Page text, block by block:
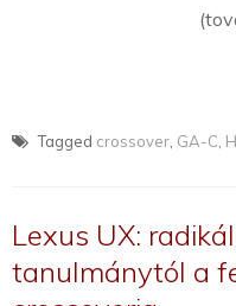
Tagged crossover GA-C
Lexus UX:
tanulmánytól a